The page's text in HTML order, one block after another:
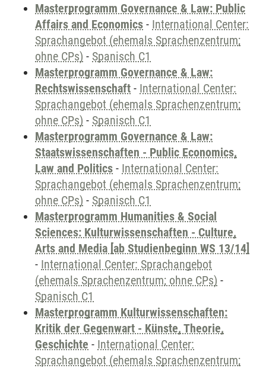
Masterprogramm Governance & Law: Public
Affairs and Economics - International Center:
Sprachangebot (ehemals Sprachenzentrum;
ohne CPs) - Spanisch C1
Masterprogramm Governance & Law:
Rechtswissenschaft - International Center:
Sprachangebot (ehemals Sprachenzentrum;
ohne CPs) - Spanisch C1
Masterprogramm Governance & Law:
Staatswissenschaften - Public Economics,
Law and Politics - International Center:
Sprachangebot (ehemals Sprachenzentrum;
ohne CPs) - Spanisch C1
Masterprogramm Humanities & Social
Sciences: Kulturwissenschaften - Culture,
Arts and Media [ab Studienbeginn WS 13/14]
- International Center: Sprachangebot
(ehemals Sprachenzentrum; ohne CPs) -
Spanisch C1
Masterprogramm Kulturwissenschaften:
Kritik der Gegenwart - Künste, Theorie,
Geschichte - International Center:
Sprachangebot (ehemals Sprachenzentrum;